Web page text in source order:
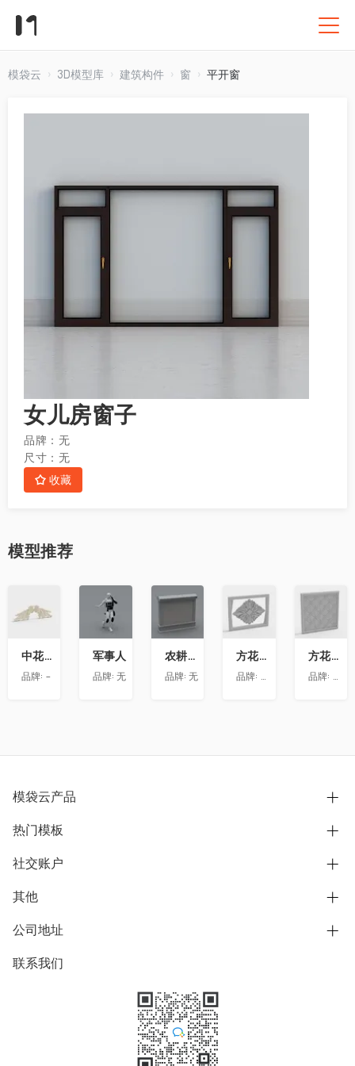
模袋云 3D模型库 建筑构件 窗 平开窗
女儿房窗子
品牌： 无
尺寸： 无
收藏
模型推荐
藏
中花-12
品牌: -
收
藏
军事人
品牌:无
收
农耕文化墙
品牌: 无
收
藏
方花-020
品牌:
精品材质
收
方花-055
品牌:
精品
模袋云产品
别墅设计营销
模型协同展示分享
别墅社区
别墅模板
热门模板
欧式别墅
中式别墅
日式别墅
社交账户
B站
抖音
微信公众号
其他
用户服务协议
隐私政策
公司地址
上海市浦东新区东方路1215-1217号
联系我们